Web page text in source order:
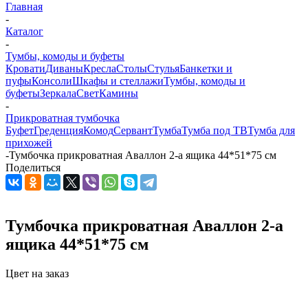
Главная
-
Каталог
-
Тумбы, комоды и буфеты
КроватиДиваныКреслаСтолыСтульяБанкетки и
пуфыКонсолиШкафы и стеллажиТумбы, комоды и
буфетыЗеркалаСветКамины
-
Прикроватная тумбочка
БуфетГреденцияКомодСервантТумбаТумба под ТВТумба для
прихожей
-Тумбочка прикроватная Аваллон 2-а ящика 44*51*75 см
Поделиться
Тумбочка прикроватная Аваллон 2-а
ящика 44*51*75 см
Цвет на заказ